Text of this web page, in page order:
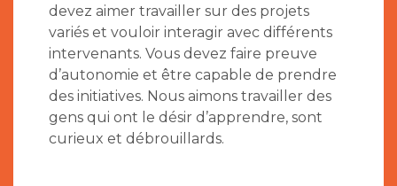
devez aimer travailler sur des projets
variés et vouloir interagir avec différents
intervenants. Vous devez faire preuve
d’autonomie et être capable de prendre
des initiatives. Nous aimons travailler des
gens qui ont le désir d’apprendre, sont
curieux et débrouillards.